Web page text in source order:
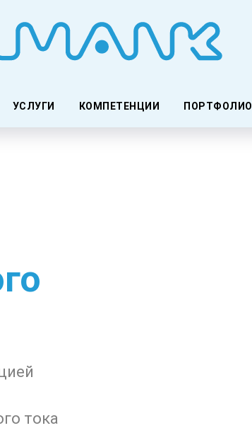
УСЛУГИ КОМПЕТЕНЦИИ ПОРТФОЛИО
тока